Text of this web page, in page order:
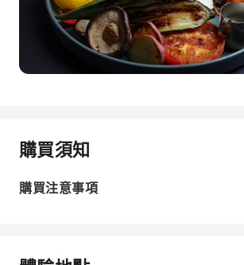
購買須知
購買注意事項